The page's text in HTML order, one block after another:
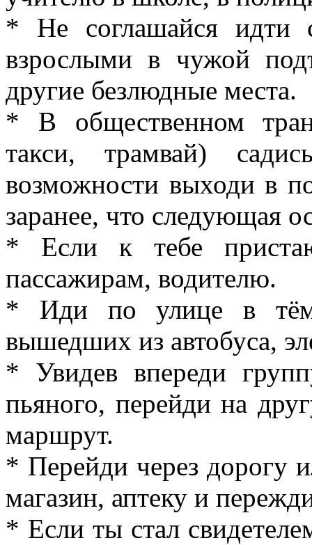
* Не соглашайся идти
взрослыми в чужой
другие безлюдные места.
* В общественном
такси, трамвай)
возможности выходи в
заранее, что следующая
* Если к тебе
пассажирам, водителю.
* Иди по улице в
вышедших из автобуса,
* Увидев впереди
пьяного, перейди на
маршрут.
* Перейди через дорогу
магазин, аптеку и
* Если ты стал